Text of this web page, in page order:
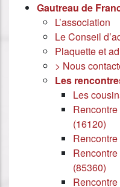
Gautreau de
L’association
Le Conseil
Plaquette et
> Nous
Les
Les
(16120)
(85360)